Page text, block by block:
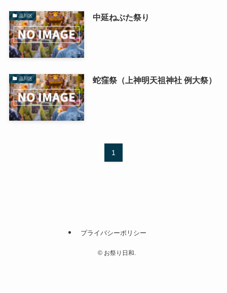
品川区 中延ねぶた祭り
品川区 蛇窪祭（上神明天祖神社 例大祭）
1
プライバシーポリシー
©お祭り日和.